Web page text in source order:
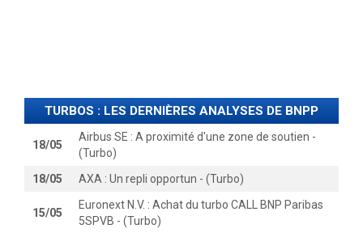
TURBOS : LES DERNIÈRES ANALYSES DE BNPP
18/05
Airbus SE : A proximité d'une zone de soutien -
(Turbo)
18/05
AXA : Un repli opportun - (Turbo)
15/05
Euronext N.V. : Achat du turbo CALL BNP Paribas
5SPVB - (Turbo)